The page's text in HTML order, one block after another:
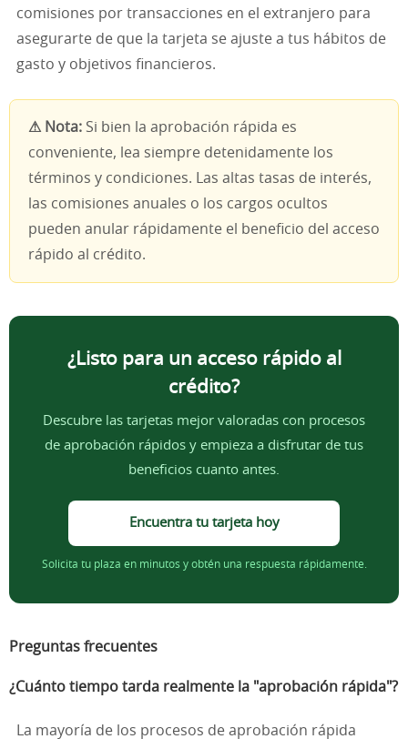
comisiones por transacciones en el extranjero para
asegurarte de que la tarjeta se ajuste a tus hábitos de
gasto y objetivos financieros.
⚠ Nota: Si bien la aprobación rápida es
conveniente, lea siempre detenidamente los
términos y condiciones. Las altas tasas de interés,
las comisiones anuales o los cargos ocultos
pueden anular rápidamente el beneficio del acceso
rápido al crédito.
¿Listo para un acceso rápido al
crédito?
Descubre las tarjetas mejor valoradas con procesos
de aprobación rápidos y empieza a disfrutar de tus
beneficios cuanto antes.
Encuentra tu tarjeta hoy
Solicita tu plaza en minutos y obtén una respuesta rápidamente.
Preguntas frecuentes
¿Cuánto tiempo tarda realmente la "aprobación rápida"?
La mayoría de los procesos de aprobación rápida